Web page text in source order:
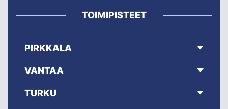
TOIMIPISTEET
PIRKKALA
VANTAA
TURKU